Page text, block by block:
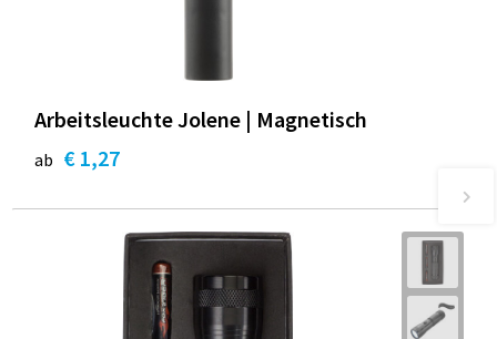
Arbeitsleuchte Jolene | Magnetisch
ab € 1,27